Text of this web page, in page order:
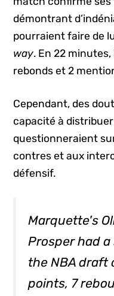
démontrant
pourraient faire de
way. En 22 minutes,
rebonds et 2
Cependant, des
capacité à
questionneraient
contres et aux
défensif.
Marquette's
Prosper had
the NBA draft
points, 7